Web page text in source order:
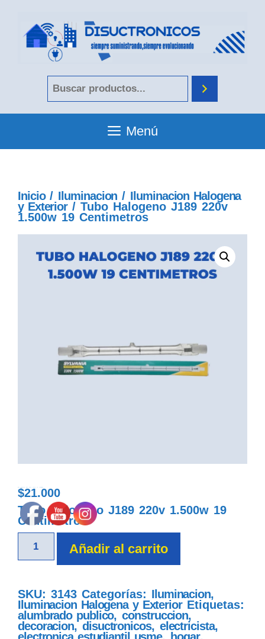
Menú
Inicio/ Iluminacion / Iluminacion Halogena
y Exterior/ Tubo Halogeno J189 220v
1.500w 19 Centimetros
$21.000
Tubo Halogeno J189 220v 1.500w 19
Centimetros
Añadir al carrito
SKU: 3143 Categorías: Iluminacion,
Iluminacion Halogena y Exterior Etiquetas:
alumbrado publico,construccion,
decoracion, disuctronicos, electricista,